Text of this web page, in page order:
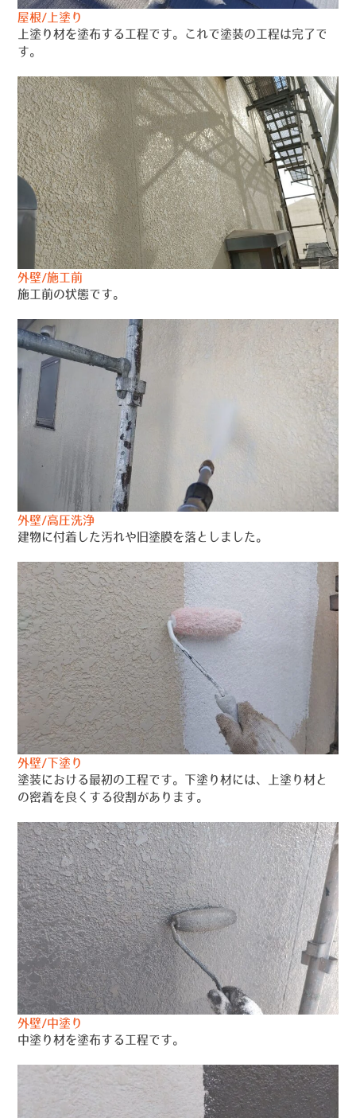
屋根/上塗り
上塗り材を塗布する工程です。これで塗装の工程は完了で
す。
外壁/施工前
施工前の状態です。
外壁/高圧洗浄
建物に付着した汚れや旧塗膜を落としました。
外壁/下塗り
塗装における最初の工程です。下塗り材には、上塗り材と
の密着を良くする役割があります。
外壁/中塗り
中塗り材を塗布する工程です。